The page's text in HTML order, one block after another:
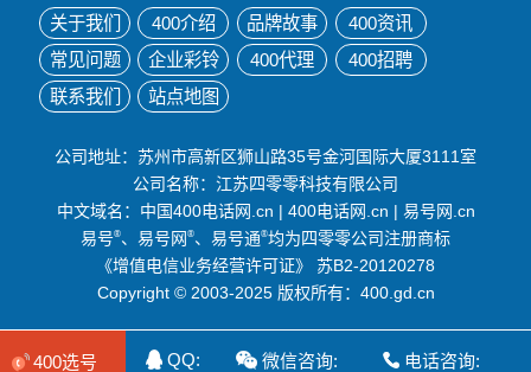
关于我们 400介绍 品牌故事
400资讯
常见问题
企业彩铃 400代理
400招聘
联系我们
站点地图
公司地址：苏州市高新区狮山路35号金河国际大厦3111室
公司名称：江苏四零零科技有限公司
中文域名： 中国400电话网.cn | 400电话网.cn | 易号网.cn
易号®、易号网®、易号通®均为四零零公司注册商标
《增值电信业务经营许可证》
苏B2-20120278
Copyright © 2003-2025 版权所有：400.gd.cn
400选号 QQ: 微信咨询: 电话咨询: